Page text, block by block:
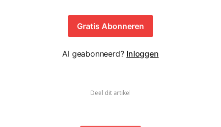
Gratis Abonneren
Al geabonneerd? Inloggen
Deel dit artikel